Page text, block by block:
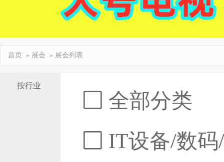
首页 » 展会 » 展会列表
按行业
全部分类
IT设备/数码